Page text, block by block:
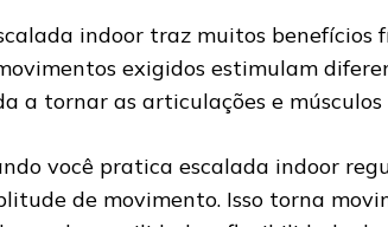
indoor traz muitos benefícios
exigidos estimulam
a tornar as articulações e músculos
você pratica escalada indoor
de movimento. Isso torna